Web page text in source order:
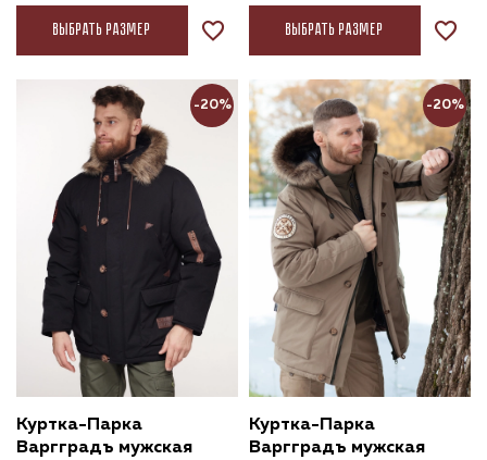
Выбрать размер Выбрать размер
-20%
Куртка-Парка
Варгградъ мужская
-20%
Куртка-Парка
Варгградъ мужская